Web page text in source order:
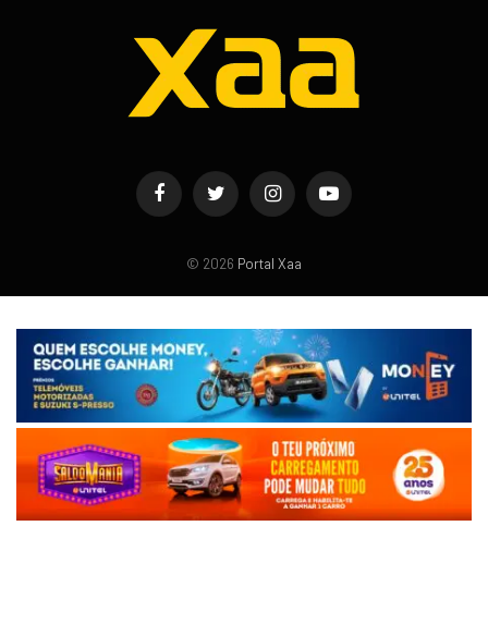
FacebookTwitter InstagramYouTube
© 2026 Portal Xaa